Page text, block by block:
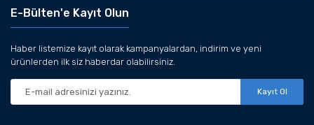
E-Bülten'e Kayıt Olun
Haber listemize kayıt olarak kampanyalardan, indirim ve yeni
ürünlerden ilk siz haberdar olabilirsiniz.
Kayıt Ol